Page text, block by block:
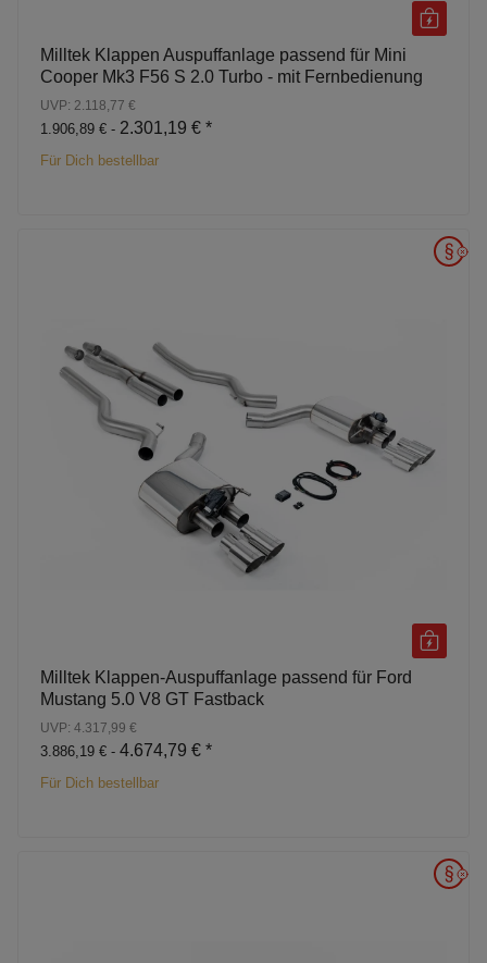
Milltek Klappen Auspuffanlage passend für Mini
Cooper Mk3 F56 S 2.0 Turbo - mit Fernbedienung
UVP: 2.118,77 €
1.906,89 € - 2.301,19 € *
Für Dich bestellbar
Milltek Klappen-Auspuffanlage passend für Ford
Mustang 5.0 V8 GT Fastback
UVP: 4.317,99 €
3.886,19 € - 4.674,79 € *
Für Dich bestellbar